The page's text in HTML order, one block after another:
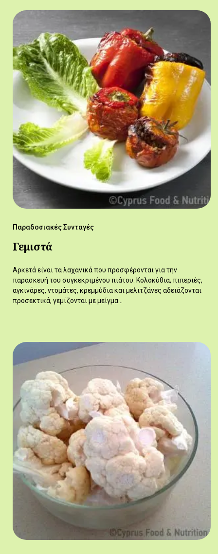
Παραδοσιακές Συνταγές
Γεμιστά
Αρκετά είναι τα λαχανικά που προσφέρονται για την
παρασκευή του συγκεκριμένου πιάτου. Κολοκύθια, πιπεριές,
αγκινάρες, ντομάτες, κρεμμύδια και μελιτζάνες αδειάζονται
προσεκτικά, γεμίζονται με μείγμα…